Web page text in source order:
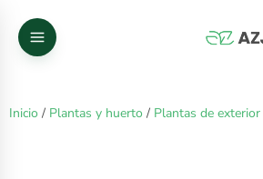
Inicio / Plantas y huerto / Plantas de exterior